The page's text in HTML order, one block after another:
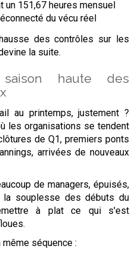
un 151,67 heures mensuel
du vécu réel
des contrôles sur les
la suite.
haute des
au printemps, justement ?
les organisations se tendent
de Q1, premiers ponts
arrivées de nouveaux
de managers, épuisés,
la souplesse des débuts du
à plat ce qui s'est
séquence :